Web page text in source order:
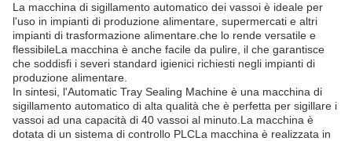
La macchina di sigillamento automatico dei vassoi è ideale per
l'uso in impianti di produzione alimentare, supermercati e altri
impianti di trasformazione alimentare.che lo rende versatile e
flessibileLa macchina è anche facile da pulire, il che garantisce
che soddisfi i severi standard igienici richiesti negli impianti di
produzione alimentare.
In sintesi, l'Automatic Tray Sealing Machine è una macchina di
sigillamento automatico di alta qualità che è perfetta per sigillare i
vassoi ad una capacità di 40 vassoi al minuto.La macchina è
dotata di un sistema di controllo PLCLa macchina è realizzata in